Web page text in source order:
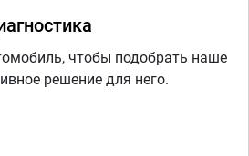
чтобы подобрать наше
решение для него.